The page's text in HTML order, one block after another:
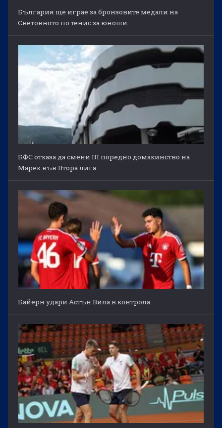
България ще играе за бронзовите медали на
Световното по тенис за юноши
БФС отказа да смени III поредно домакинство на
Марек във Втора лига
Байерн удари Астън Вила в контрола